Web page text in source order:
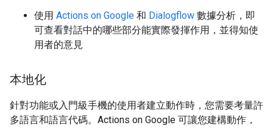
使用 Actions on Google 和 Dialogflow 數據分析，即
可查看對話中的哪些部分能實際發揮作用，並得知使
用者的意見
本地化
針對功能或入門級手機的使用者建立動作時，您需要考量許
多語言和語言代碼。Actions on Google 可讓您建構動作，